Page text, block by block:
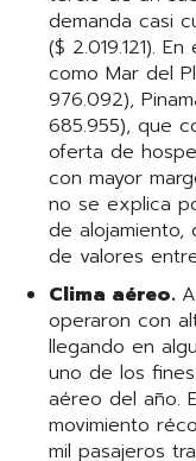
demanda casi
($ 2.019.121).
como Mar del
976.092),
685.955), que
oferta de
con mayor
no se explica
de alojamiento,
de valores
Clima aéreo.
operaron con
llegando en
uno de los
aéreo del año.
movimiento
mil pasajeros